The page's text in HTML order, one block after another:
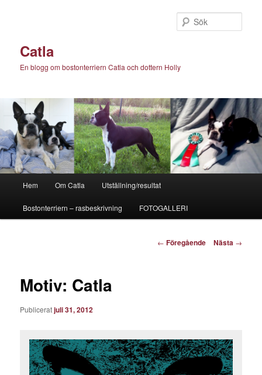
Catla
En blogg om bostonterriern Catla och dottern Holly
Hem Om Catla Utställning/resultat
Bostonterriern – rasbeskrivning FOTOGALLERI
Inläggsnavigering
← Föregående Nästa →
Motiv: Catla
Publiceratjuli 31, 2012